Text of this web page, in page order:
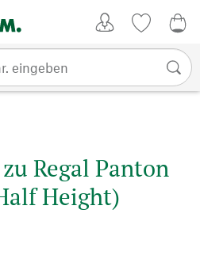
Regal Panton
Height)